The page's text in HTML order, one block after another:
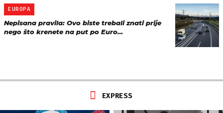
EUROPA
Nepisana pravila: Ovo biste trebali znati prije
nego što krenete na put po Euro…